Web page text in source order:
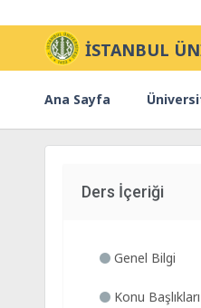
İSTANBUL
Ana Sayfa
Ders İçeriği
Genel Bilgi
Konu Başlıkları